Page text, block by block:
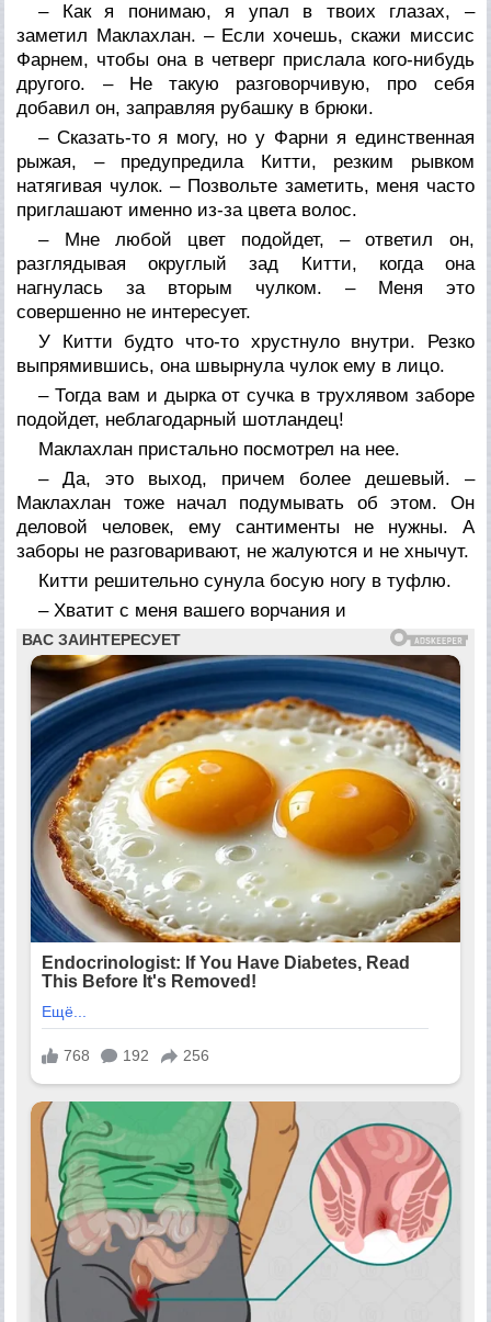
– Как я понимаю, я упал в твоих глазах, –
заметил Маклахлан. – Если хочешь, скажи миссис
Фарнем, чтобы она в четверг прислала кого-нибудь
другого. – Не такую разговорчивую, про себя
добавил он, заправляя рубашку в брюки.
– Сказать-то я могу, но у Фарни я единственная
рыжая, – предупредила Китти, резким рывком
натягивая чулок. – Позвольте заметить, меня часто
приглашают именно из-за цвета волос.
– Мне любой цвет подойдет, – ответил он,
разглядывая округлый зад Китти, когда она
нагнулась за вторым чулком. – Меня это
совершенно не интересует.
У Китти будто что-то хрустнуло внутри. Резко
выпрямившись, она швырнула чулок ему в лицо.
– Тогда вам и дырка от сучка в трухлявом заборе
подойдет, неблагодарный шотландец!
Маклахлан пристально посмотрел на нее.
– Да, это выход, причем более дешевый. –
Маклахлан тоже начал подумывать об этом. Он
деловой человек, ему сантименты не нужны. А
заборы не разговаривают, не жалуются и не хнычут.
Китти решительно сунула босую ногу в туфлю.
– Хватит с меня вашего ворчания и